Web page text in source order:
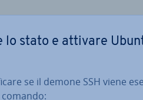
lo stato e attivare
se il demone SSH viene